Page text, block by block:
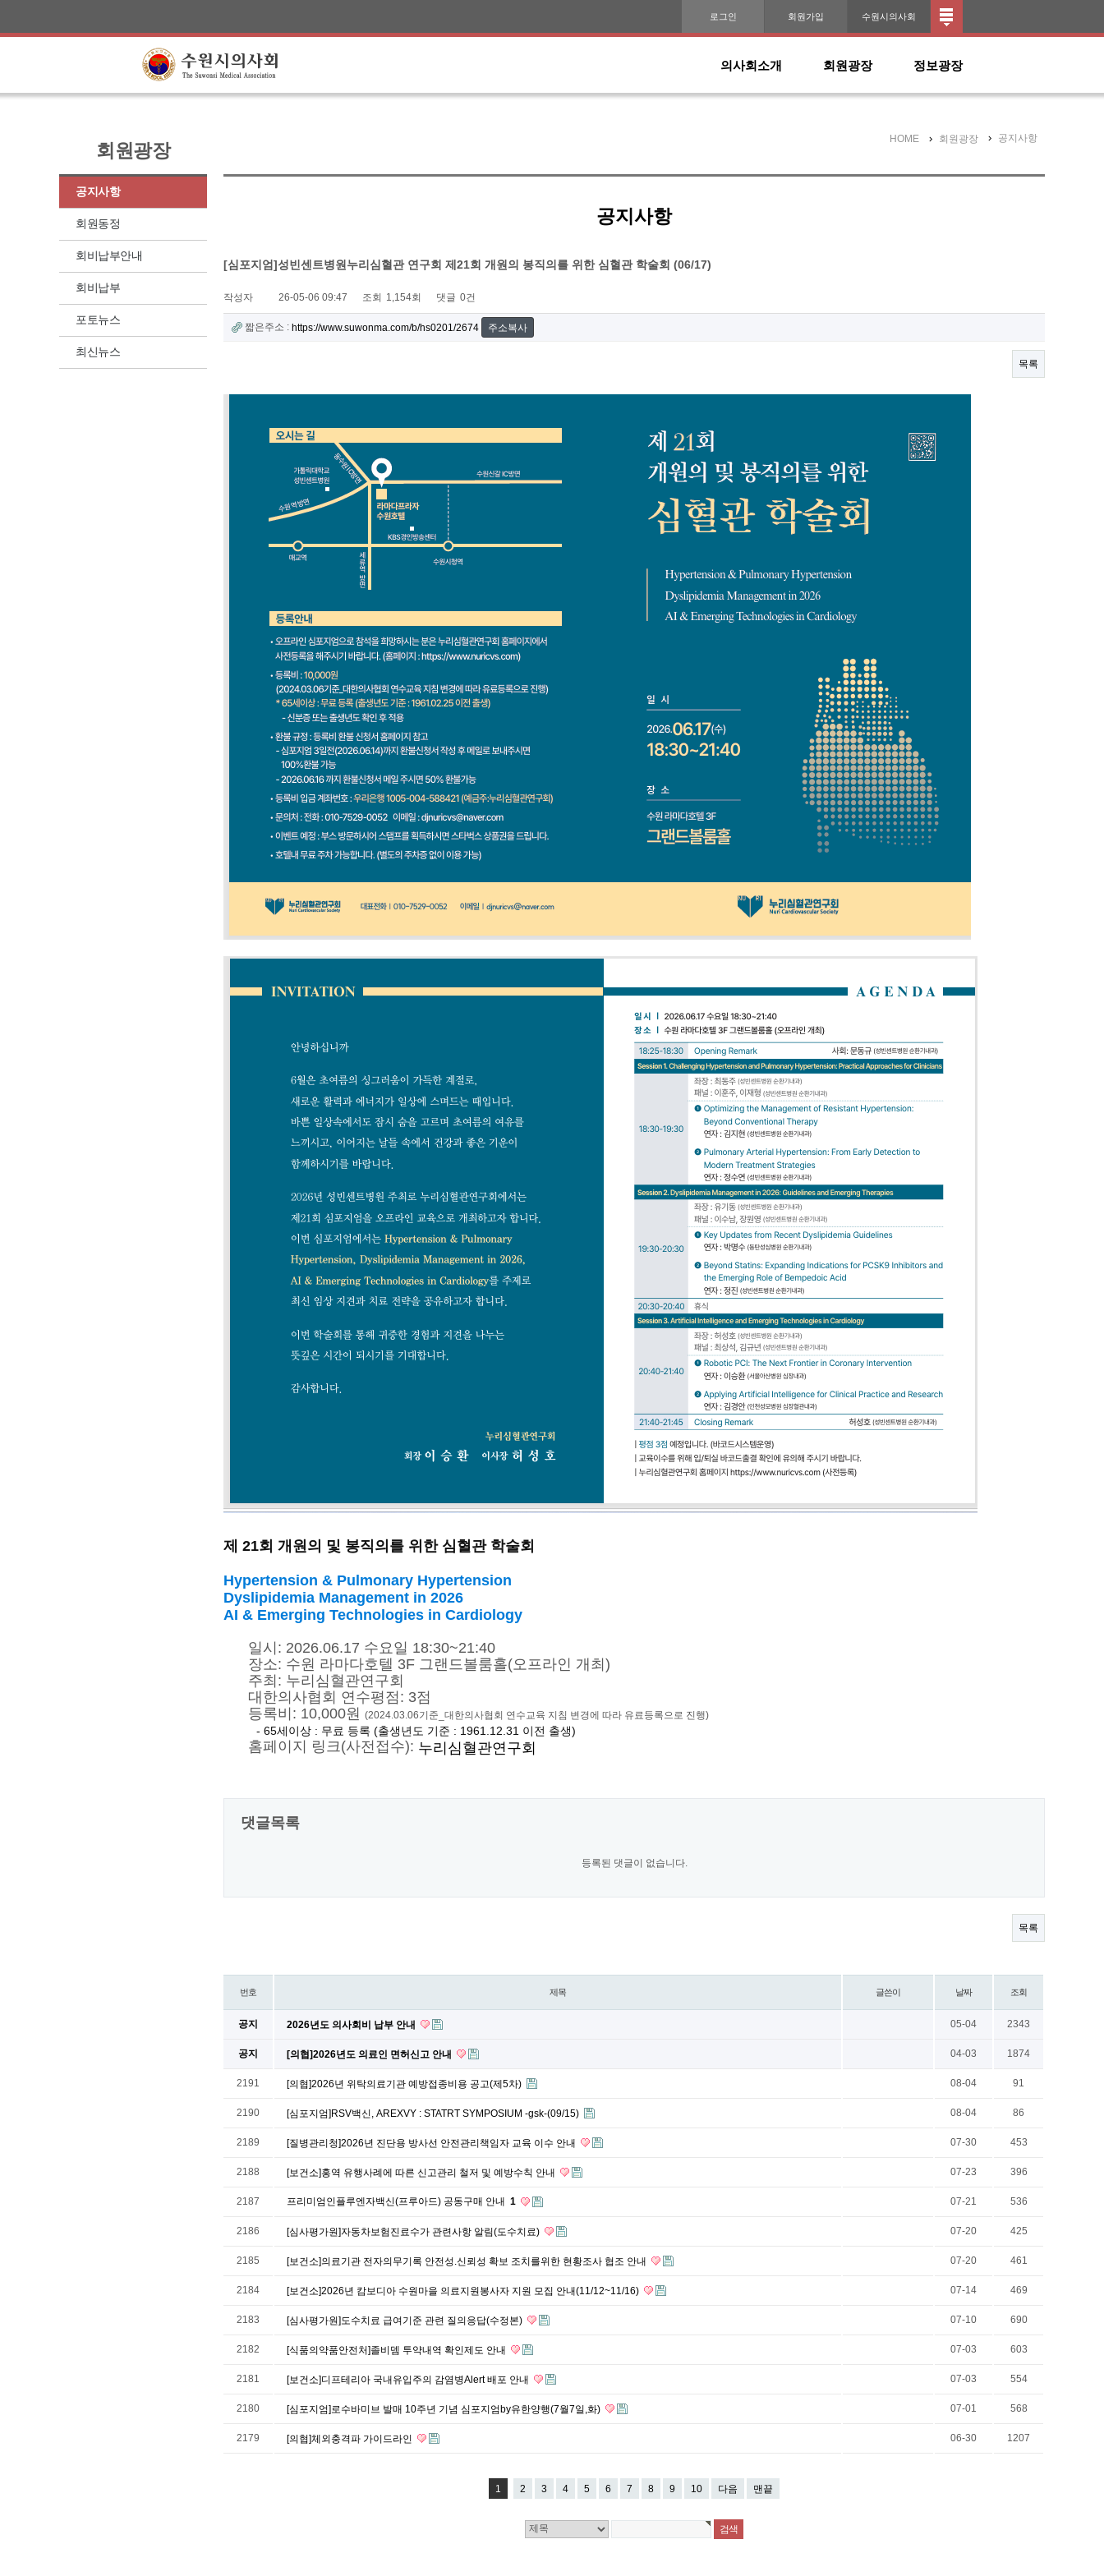
로그인 회원가입 수원시의사회
의사회소개 회원광장 정보광장
회원광장
공지사항
회원동정
회비납부안내
회비납부
포토뉴스
최신뉴스
HOME 회원광장 공지사항
공지사항
[심포지엄]성빈센트병원누리심혈관 연구회 제21회 개원의 봉직의를 위한 심혈관 학술회 (06/17)
작성자 26-05-06 09:47 조회 1,154회 댓글 0건
짧은주소 : https://www.suwonma.com/b/hs0201/2674 주소복사
목록
제 21회 개원의 및 봉직의를 위한 심혈관 학술회
Hypertension & Pulmonary Hypertension
Dyslipidemia Management in 2026
AI & Emerging Technologies in Cardiology
일시: 2026.06.17 수요일 18:30~21:40
장소: 수원 라마다호텔 3F 그랜드볼룸홀(오프라인 개최)
주최: 누리심혈관연구회
대한의사협회 연수평점: 3점
등록비: 10,000원 (2024.03.06기준_대한의사협회 연수교육 지침 변경에 따라 유료등록으로 진행)
- 65세이상 : 무료 등록 (출생년도 기준 : 1961.12.31 이전 출생)
홈페이지 링크(사전접수): 누리심혈관연구회
댓글목록
등록된 댓글이 없습니다.
목록
번호 제목 글쓴이 날짜 조회
공지 2026년도 의사회비 납부 안내 05-04 2343
공지 [의협]2026년도 의료인 면허신고 안내 04-03 1874
2191 [의협]2026년 위탁의료기관 예방접종비용 공고(제5차) 08-04 91
2190 [심포지엄]RSV백신, AREXVY : STATRT SYMPOSIUM -gsk-(09/15) 08-04 86
2189 [질병관리청]2026년 진단용 방사선 안전관리책임자 교육 이수 안내 07-30 453
2188 [보건소]홍역 유행사례에 따른 신고관리 철저 및 예방수칙 안내 07-23 396
2187 프리미엄인플루엔자백신(프루아드) 공동구매 안내 1 07-21 536
2186 [심사평가원]자동차보험진료수가 관련사항 알림(도수치료) 07-20 425
2185 [보건소]의료기관 전자의무기록 안전성.신뢰성 확보 조치를위한 현황조사 협조 안내 07-20 461
2184 [보건소]2026년 캄보디아 수원마을 의료지원봉사자 지원 모집 안내(11/12~11/16) 07-14 469
2183 [심사평가원]도수치료 급여기준 관련 질의응답(수정본) 07-10 690
2182 [식품의약품안전처]졸비뎀 투약내역 확인제도 안내 07-03 603
2181 [보건소]디프테리아 국내유입주의 감염병Alert 배포 안내 07-03 554
2180 [심포지엄]로수바미브 발매 10주년 기념 심포지엄by유한양행(7월7일,화) 07-01 568
2179 [의협]체외충격파 가이드라인 06-30 1207
1 2 3 4 5 6 7 8 9 10 다음 맨끝